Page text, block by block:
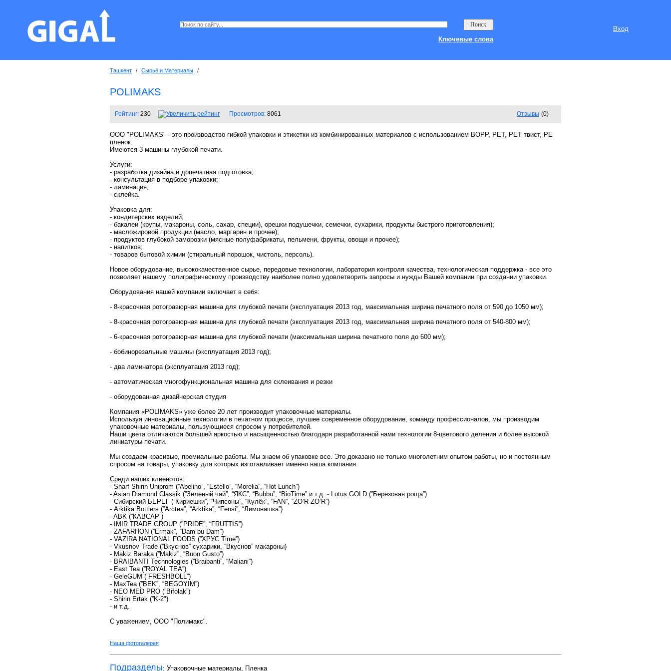
Вход
Ключевые слова
Ташкент / Сырьё и Материалы /
POLIMAKS
Рейтинг: 230 Просмотров: 8061 Отзывы (0)
OOO "POLIMAKS" - это производство гибкой упаковки и этикетки из комбинированных материалов с использованием BOPP, PET, PET твист, PE
пленок.
Имеются 3 машины глубокой печати.
Услуги:
- разработка дизайна и допечатная подготовка;
- консультация в подборе упаковки;
- ламинация;
- склейка.
Упаковка для:
- кондитерских изделий;
- бакалеи (крупы, макароны, соль, сахар, специи), орешки подушечки, семечки, сухарики, продукты быстрого приготовления);
- масложировой продукции (масло, маргарин и прочее);
- продуктов глубокой заморозки (мясные полуфабрикаты, пельмени, фрукты, овощи и прочее);
- напитков;
- товаров бытовой химии (стиральный порошок, чистоль, персоль).
Новое оборудование, высококачественное сырье, передовые технологии, лаборатория контроля качества, технологическая поддержка - все это
позволяет нашему полиграфическому производству наиболее полно удовлетворить запросы и нужды Вашей компании при создании упаковки.
Оборудования нашей компании включает в себя:
- 8-красочная ротогравюрная машина для глубокой печати (эксплуатация 2013 год, максимальная ширина печатного поля от 590 до 1050 мм);
- 8-красочная ротогравюрная машина для глубокой печати (эксплуатация 2013 год, максимальная ширина печатного поля от 540-800 мм);
- 6-красочная ротогравюрная машина для глубокой печати (максимальная ширина печатного поля до 600 мм);
- бобинорезальные машины (эксплуатация 2013 год);
- два ламинатора (эксплуатация 2013 год);
- автоматическая многофункциональная машина для склеивания и резки
- оборудованная дизайнерская студия
Компания «POLIMAKS» уже более 20 лет производит упаковочные материалы.
Используя инновационные технологии в печатном процессе, лучшее современное оборудование, команду профессионалов, мы производим
упаковочные материалы, пользующиеся спросом у потребителей.
Наши цвета отличаются большей яркостью и насыщенностью благодаря разработанной нами технологии 8-цветового деления и более высокой
линиатуры печати.
Мы создаем красивые, премиальные работы. Мы знаем об упаковке все. Это доказано не только многолетним опытом работы, но и постоянным
спросом на товары, упаковку для которых изготавливает именно наша компания.
Среди наших клиенотов:
- Sharf Shirin Uniprom (”Abelino”, “Estello”, “Morelia”, “Hot Lunch”)
- Asian Diamond Classik (”Зеленый чай”, “ЯКС”, “Bubbu”, “BioTime” и т.д. - Lotus GOLD (”Березовая роща”)
- Cибирский БЕРЕГ (”Кириешки”, “Чипсоны”, “Кулёк”, “FAN”, “ZO’R-ZO’R”)
- Arktika Bottlers (”Arctea”, “Arktika”, “Fensi”, “Лимонашка”)
- ABK (”КАВСАР”)
- IMIR TRADE GROUP (”PRIDE”, “FRUTTIS”)
- ZAFARHON (”Ermak”, “Dam bu Dam”)
- VAZIRA NATIONAL FOODS (”ХРУС Time”)
- Vkusnov Trade (”Вкуснов” сухарики, “Вкуснов” макароны)
- Makiz Baraka (”Makiz”, “Buon Gusto”)
- BRAIBANTI Technologies (”Braibanti”, “Maliani”)
- East Tea (”ROYAL TEA”)
- GeleGUM (”FRESHBOLL”)
- MaxTea (”BEK”, “BEGOYIM”)
- NEO MED PRO (”Bifolak”)
- Shirin Ertak (”K-2")
- и т.д.
С уважением, ООО "Полимакс".
Наша фотогалерея
Подразделы: Упаковочные материалы, Пленка